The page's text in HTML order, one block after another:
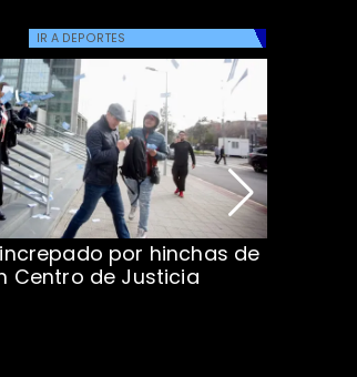
IR A DEPORTES
por hinchas de
Centro de Justicia